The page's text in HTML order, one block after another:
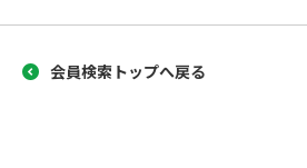
会員検索トップへ戻る